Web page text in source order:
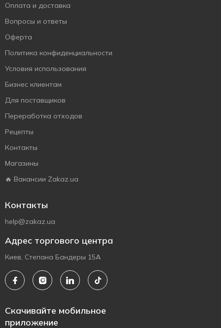
Оплата и доставка
Вопросы и ответы
Оферта
Политика конфиденциальности
Условия использования
Бизнес клиентам
Для поставщиков
Переработка отходов
Рецепты
Контакты
Магазины
🔥 Вакансии Zakaz.ua
Контакты
help@zakaz.ua
Адрес торгового центра
Киев, Степана Бандеры 15А
Скачивайте мобильное
приложение